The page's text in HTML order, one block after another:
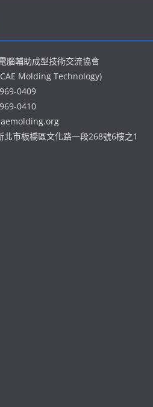
腦輔助成型技術交流協會
Molding Technology)
0409
0410
北市板橋區文化路一段268號6樓之1